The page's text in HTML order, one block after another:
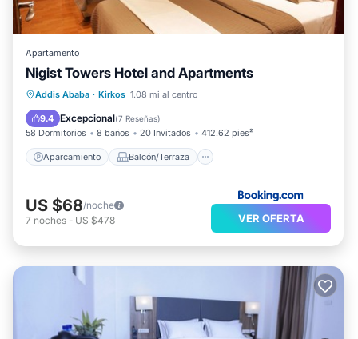
Apartamento
Nigist Towers Hotel and Apartments
Addis Ababa · Kirkos 1.08 mi al centro
9.4 Excepcional(7 Reseñas)
58 Dormitorios 8 baños 20 Invitados 412.62 pies²
Aparcamiento Balcón/Terraza
Aparcamiento
Balcón/Terraza
Internet
Apto para niños
US $68/noche
7 noches - US $478 VER OFERTA